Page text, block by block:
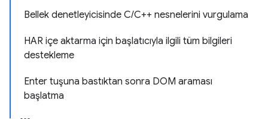
Bellek denetleyicisinde C/C++ nesnelerini vurgulama
HAR içe aktarma için başlatıcıyla ilgili tüm bilgileri
destekleme
Enter tuşuna bastıktan sonra DOM araması
başlatma